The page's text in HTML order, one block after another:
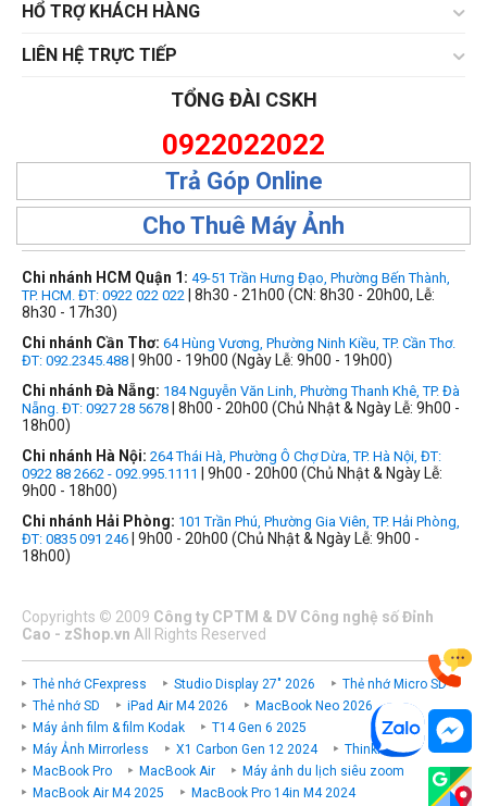
HỔ TRỢ KHÁCH HÀNG
LIÊN HỆ TRỰC TIẾP
TỔNG ĐÀI CSKH
0922022022
Trả Góp Online
Cho Thuê Máy Ảnh
Chi nhánh HCM Quận 1: 49-51 Trần Hưng Đạo, Phường Bến Thành,
TP. HCM. ĐT: 0922 022 022 | 8h30 - 21h00 (CN: 8h30 - 20h00, Lễ:
8h30 - 17h30)
Chi nhánh Cần Thơ: 64 Hùng Vương, Phường Ninh Kiều, TP. Cần Thơ.
ĐT: 092.2345.488 | 9h00 - 19h00 (Ngày Lễ: 9h00 - 19h00)
Chi nhánh Đà Nẵng: 184 Nguyễn Văn Linh, Phường Thanh Khê, TP. Đà
Nẵng. ĐT: 0927 28 5678 | 8h00 - 20h00 (Chủ Nhật & Ngày Lễ: 9h00 -
18h00)
Chi nhánh Hà Nội: 264 Thái Hà, Phường Ô Chợ Dừa, TP. Hà Nội, ĐT:
0922 88 2662 - 092.995.1111
| 9h00 - 20h00 (Chủ Nhật & Ngày Lễ:
9h00 - 18h00)
Chi nhánh Hải Phòng: 101 Trần Phú, Phường Gia Viên, TP. Hải Phòng,
ĐT: 0835 091 246 | 9h00 - 20h00 (Chủ Nhật & Ngày Lễ: 9h00 -
18h00)
Copyrights © 2009 Công ty CPTM & DV Công nghệ số Đỉnh
Cao - zShop.vn All Rights Reserved
Thẻ nhớ CFexpress Studio Display 27" 2026
Thẻ nhớ Micro SD
Thẻ nhớ SD
iPad Air M4 2026
MacBook Neo 2026
Máy ảnh film & film Kodak
T14 Gen 6 2025
Máy Ảnh Mirrorless
X1 Carbon Gen 12 2024
ThinkPad P
MacBook Pro
MacBook Air
Máy ảnh du lịch siêu zoom
MacBook Air M4 2025
MacBook Pro 14in M4 2024